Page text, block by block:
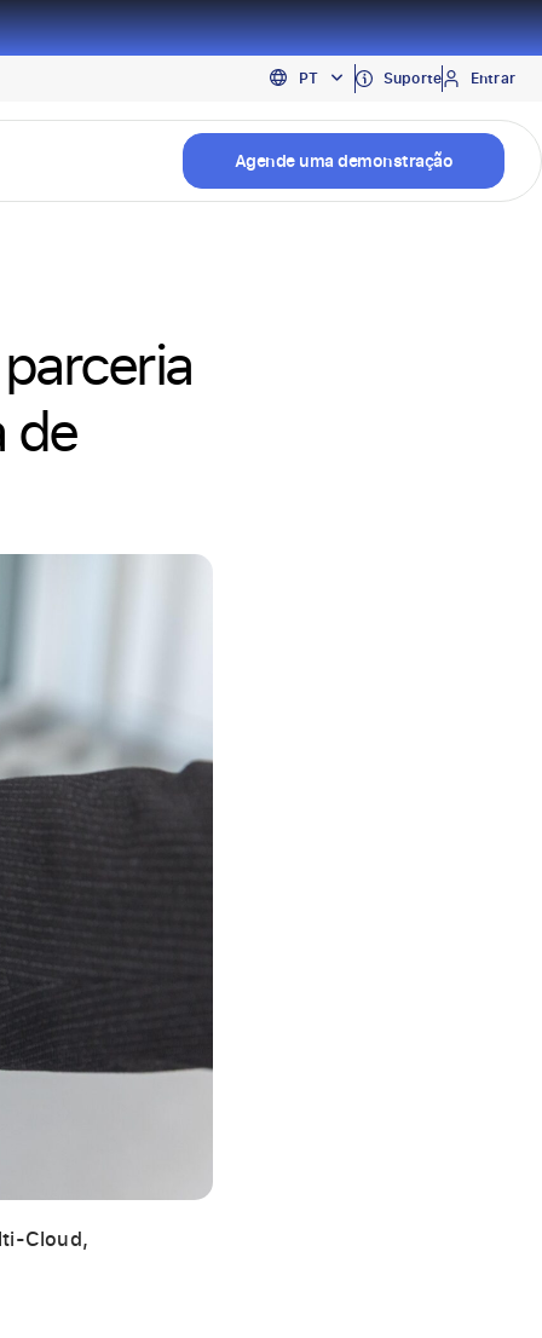
PT
EN
ES
Suporte Entrar
Agende uma demonstração
de
Cloud,